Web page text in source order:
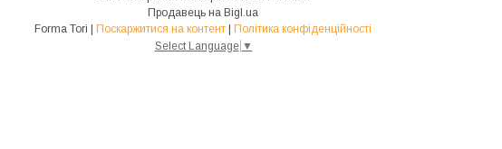
Продавець на Bigl.ua
Forma Tori | Поскаржитися на контент | Політика конфіденційності
Select Language ▼